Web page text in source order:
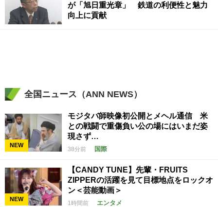
が「旭日重光章」 鉄道の利便性と魅力
向上に貢献
全国ニュース（ANN NEWS）
NEW
モジタバ師映像初公開とメヘル通信 米
との戦闘で重傷負い公の場にはいまだ姿
現さず…
38分前 国際
NEW
【CANDY TUNE】先輩・FRUITS
ZIPPERの活躍を見て目標地点をロックオ
ン＜芸能動画＞
1時間前 エンタメ